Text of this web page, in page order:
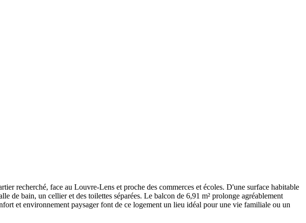
recherché, face au Louvre-Lens et proche des commerces et écoles. D'une surface habitable
de bain, un cellier et des toilettes séparées. Le balcon de 6,91 m² prolonge agréablement
et environnement paysager font de ce logement un lieu idéal pour une vie familiale ou un